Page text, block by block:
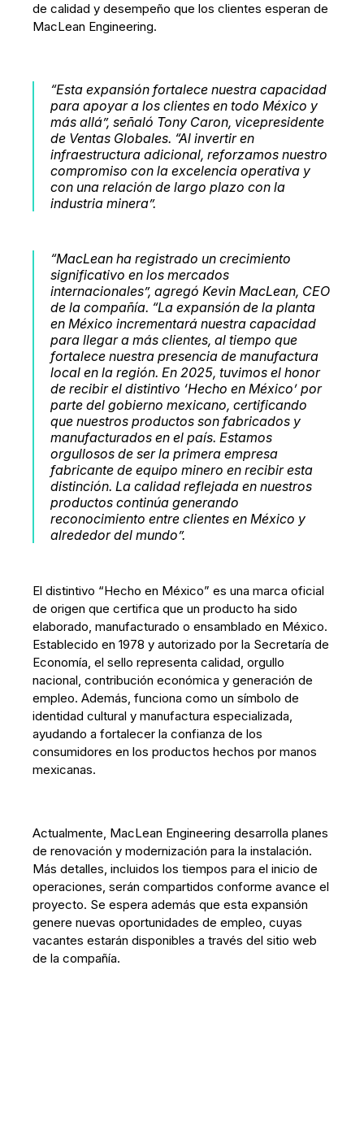
de calidad y desempeño que los clientes esperan de
MacLean Engineering.
“Esta expansión fortalece nuestra capacidad
para apoyar a los clientes en todo México y
más allá”, señaló Tony Caron, vicepresidente
de Ventas Globales. “Al invertir en
infraestructura adicional, reforzamos nuestro
compromiso con la excelencia operativa y
con una relación de largo plazo con la
industria minera”.
“MacLean ha registrado un crecimiento
significativo en los mercados
internacionales”, agregó Kevin MacLean, CEO
de la compañía. “La expansión de la planta
en México incrementará nuestra capacidad
para llegar a más clientes, al tiempo que
fortalece nuestra presencia de manufactura
local en la región. En 2025, tuvimos el honor
de recibir el distintivo ‘Hecho en México’ por
parte del gobierno mexicano, certificando
que nuestros productos son fabricados y
manufacturados en el país. Estamos
orgullosos de ser la primera empresa
fabricante de equipo minero en recibir esta
distinción. La calidad reflejada en nuestros
productos continúa generando
reconocimiento entre clientes en México y
alrededor del mundo”.
El distintivo “Hecho en México” es una marca oficial
de origen que certifica que un producto ha sido
elaborado, manufacturado o ensamblado en México.
Establecido en 1978 y autorizado por la Secretaría de
Economía, el sello representa calidad, orgullo
nacional, contribución económica y generación de
empleo. Además, funciona como un símbolo de
identidad cultural y manufactura especializada,
ayudando a fortalecer la confianza de los
consumidores en los productos hechos por manos
mexicanas.
Actualmente, MacLean Engineering desarrolla planes
de renovación y modernización para la instalación.
Más detalles, incluidos los tiempos para el inicio de
operaciones, serán compartidos conforme avance el
proyecto. Se espera además que esta expansión
genere nuevas oportunidades de empleo, cuyas
vacantes estarán disponibles a través del sitio web
de la compañía.